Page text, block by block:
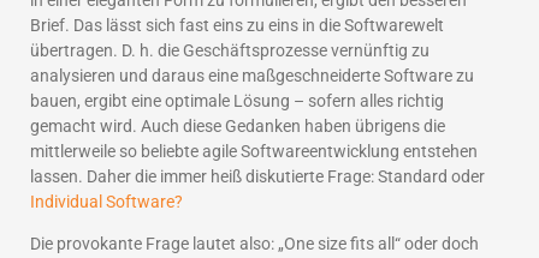
Brief. Das lässt sich fast eins zu eins in die Softwarewelt
übertragen. D. h. die Geschäftsprozesse vernünftig zu
analysieren und daraus eine maßgeschneiderte Software zu
bauen, ergibt eine optimale Lösung – sofern alles richtig
gemacht wird. Auch diese Gedanken haben übrigens die
mittlerweile so beliebte agile Softwareentwicklung entstehen
lassen. Daher die immer heiß diskutierte Frage: Standard oder
Individual Software?
Die provokante Frage lautet also: „One size fits all“ oder doch